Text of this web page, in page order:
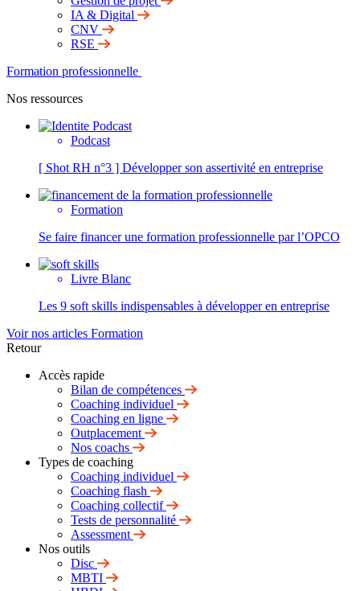
IA & Digital
CNV
RSE
Formation professionnelle
Nos ressources
Podcast
[ Shot RH n°3 ] Développer son assertivité en entreprise
Formation
Se faire financer une formation professionnelle par l’OPCO
Livre Blanc
Les 9 soft skills indispensables à développer en entreprise
Voir nos articles Formation
Retour
Accès rapide
Bilan de compétences
Coaching individuel
Coaching en ligne
Outplacement
Nos coachs
Types de coaching
Coaching individuel
Coaching flash
Coaching collectif
Tests de personnalité
Assessment
Nos outils
Disc
MBTI